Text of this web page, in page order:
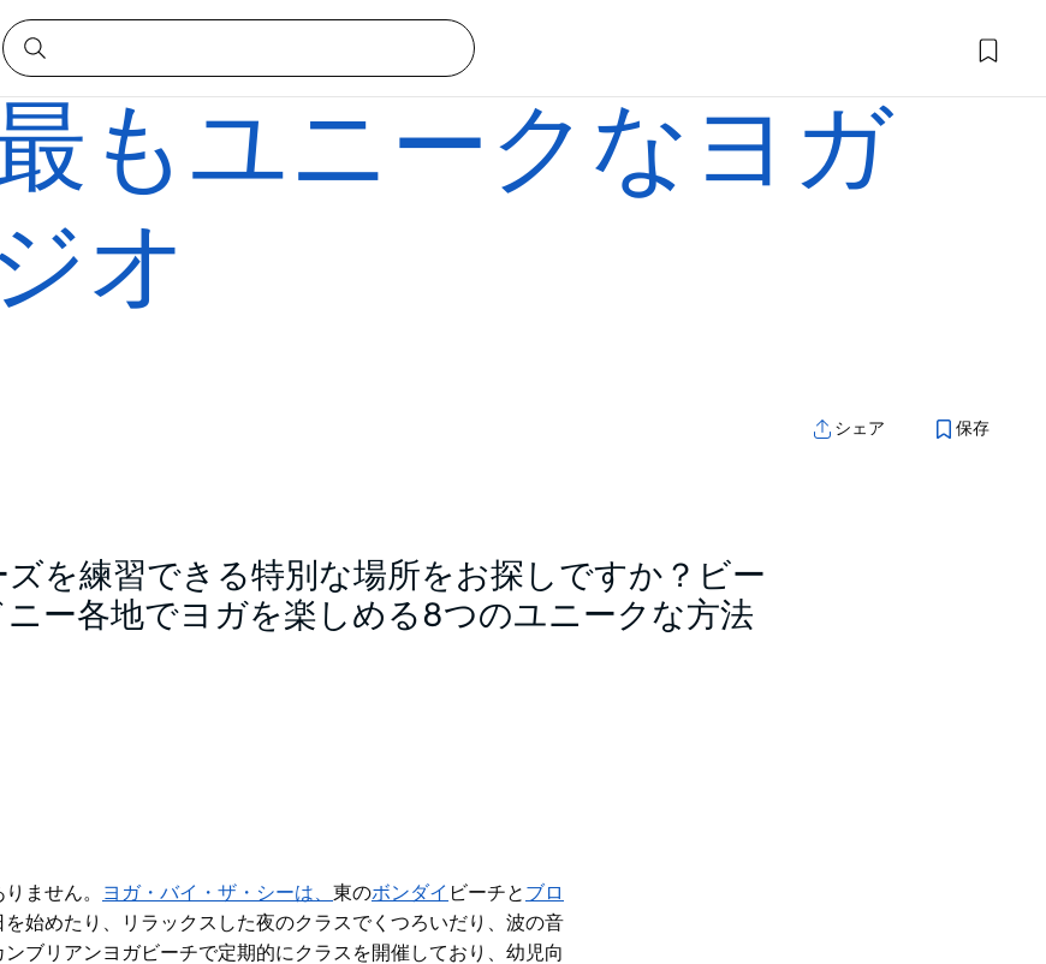
もユニークなヨガ
オ
シェア 保存
を練習できる特別な場所をお探しですか？ビー
ー各地でヨガを楽しめる8つのユニークな方法
ません。 ヨガ・バイ・ザ・シーは、 東のボンダイ ビーチと ブロ
を始めたり、リラックスした夜のクラスでくつろいだり、波の音
ンブリアンヨガビーチで定期的にクラスを開催しており、幼児向